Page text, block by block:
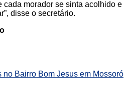
cada morador se sinta acolhido e
disse o secretário.
Bairro Bom Jesus em Mossoró